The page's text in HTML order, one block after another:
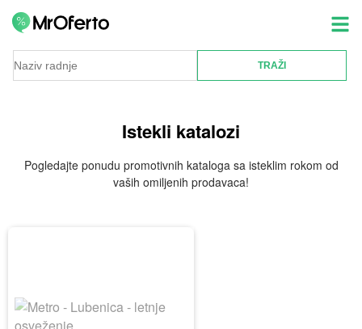
Istekli katalozi
Pogledajte ponudu promotivnih kataloga sa isteklim rokom od
vaših omiljenih prodavaca!